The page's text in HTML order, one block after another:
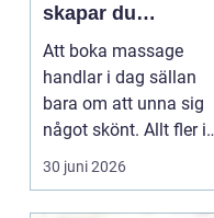
skapar du
återhämtning i
vardagen
Att boka massage
handlar i dag sällan
bara om att unna sig
något skönt. Allt fler i
Sollentuna söker...
30 juni 2026